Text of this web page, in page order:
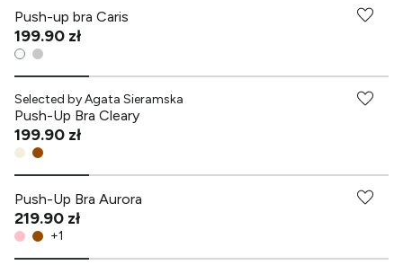
Push-up bra Caris
199.90 zł
-70% przy zakupach za min. 349 zł
Selected by Agata Sieramska
Push-Up Bra Cleary
199.90 zł
Push-Up Bra Aurora
219.90 zł
+1
-70% przy zakupach za min. 349 zł